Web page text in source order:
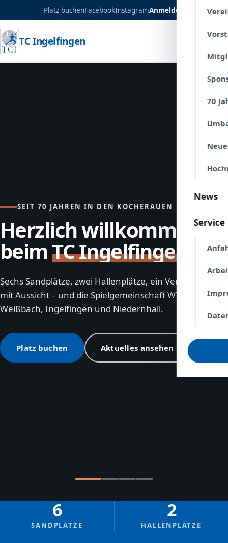
Platz buchenFacebookInstagramAnmelden
TC Ingelfingen
70
News
Service
SEIT 70 JAHREN IN DEN KOCHERAUEN
Herzlich willkommen
beimTC Ingelfingen
Sechs Sandplätze, zwei Hallenplätze, ein Vereinsheim
mit Aussicht – und die Spielgemeinschaft WIN aus
Weißbach, Ingelfingen und Niedernhall.
Platz buchen Aktuelles ansehen
6
SANDPLÄTZE
2
HALLENPLÄTZE